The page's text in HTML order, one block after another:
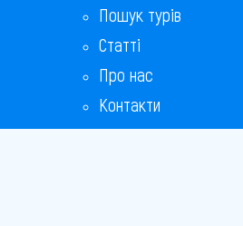
Пошук турів
Статті
Про нас
Контакти
Бонусна програма